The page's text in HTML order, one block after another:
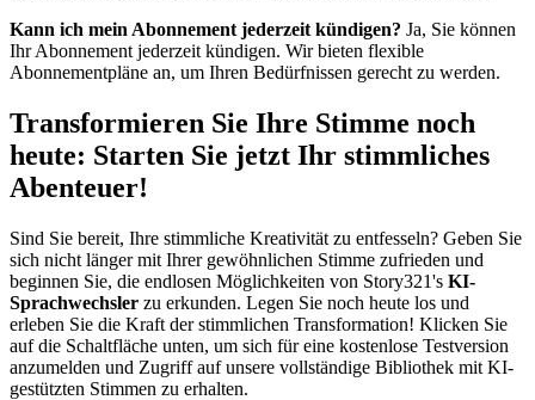
Kann ich mein Abonnement jederzeit kündigen? Ja, Sie können
Ihr Abonnement jederzeit kündigen. Wir bieten flexible
Abonnementpläne an, um Ihren Bedürfnissen gerecht zu werden.
Transformieren Sie Ihre Stimme noch
heute: Starten Sie jetzt Ihr stimmliches
Abenteuer!
Sind Sie bereit, Ihre stimmliche Kreativität zu entfesseln? Geben Sie
sich nicht länger mit Ihrer gewöhnlichen Stimme zufrieden und
beginnen Sie, die endlosen Möglichkeiten von Story321's KI-
Sprachwechsler zu erkunden. Legen Sie noch heute los und
erleben Sie die Kraft der stimmlichen Transformation! Klicken Sie
auf die Schaltfläche unten, um sich für eine kostenlose Testversion
anzumelden und Zugriff auf unsere vollständige Bibliothek mit KI-
gestützten Stimmen zu erhalten.